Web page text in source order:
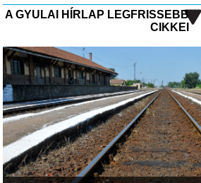
A GYULAI HÍRLAP LEGFRISSEBB
CIKKEI